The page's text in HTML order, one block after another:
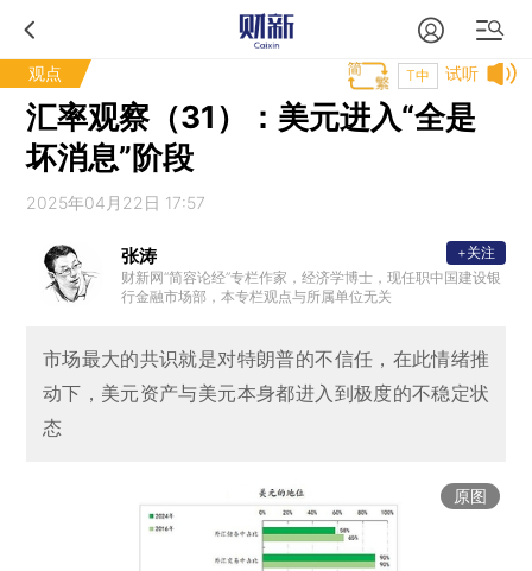
观点 试听
T中
汇率观察（31）：美元进入“全是
坏消息”阶段
2025年04月22日 17:57
张涛
财新网“简容论经”专栏作家，经济学博士，现任职中国建设银
行金融市场部，本专栏观点与所属单位无关
+关注
市场最大的共识就是对特朗普的不信任，在此情绪推
动下，美元资产与美元本身都进入到极度的不稳定状
态
原图